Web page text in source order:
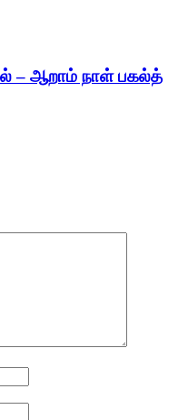
– ஆறாம் நாள் பகல்த்